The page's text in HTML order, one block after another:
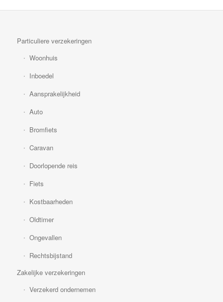
Particuliere verzekeringen
Woonhuis
Inboedel
Aansprakelijkheid
Auto
Bromfiets
Caravan
Doorlopende reis
Fiets
Kostbaarheden
Oldtimer
Ongevallen
Rechtsbijstand
Zakelijke verzekeringen
Verzekerd ondernemen